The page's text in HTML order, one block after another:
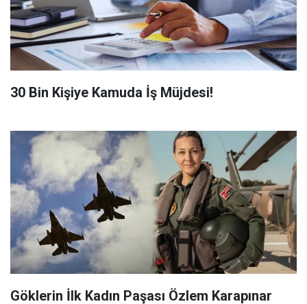
​30 Bin Kişiye Kamuda İş Müjdesi!
Göklerin İlk Kadın Paşası Özlem Karapınar